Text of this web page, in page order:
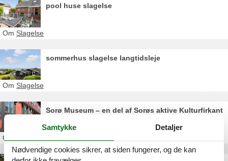
pool huse slagelse
Om Slagelse
sommerhus slagelse langtidsleje
Om Slagelse
Sorø Museum – en del af Sorøs aktive Kulturfirkant
Om
Samtykke Detaljer
Nødvendige cookies sikrer, at siden fungerer, og de kan